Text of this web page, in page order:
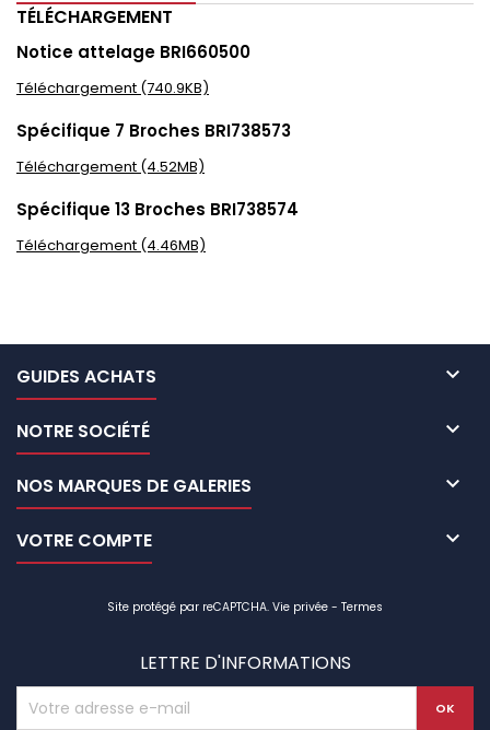
TÉLÉCHARGEMENT
Notice attelage BRI660500
Téléchargement (740.9KB)
Spécifique 7 Broches BRI738573
Téléchargement (4.52MB)
Spécifique 13 Broches BRI738574
Téléchargement (4.46MB)
GUIDES ACHATS 
NOTRE SOCIÉTÉ 
NOS MARQUES DE GALERIES 
VOTRE COMPTE 
Site protégé par reCAPTCHA. Vie privée - Termes
LETTRE D'INFORMATIONS